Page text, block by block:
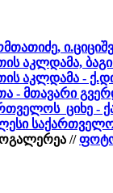
აკლდამა,
აკლდამა -
- მთავარი
ციხე -
//